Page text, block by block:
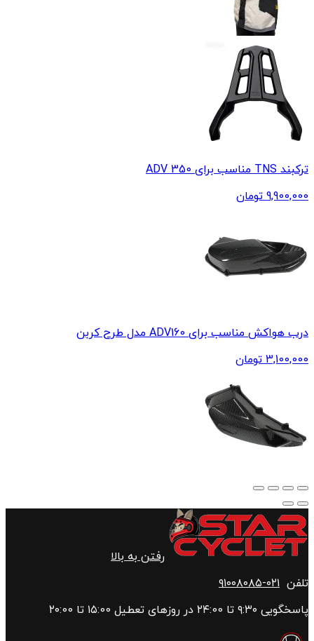
ترکبند TNS مناسب برای ADV 350
9,900,000 تومان
درب هواکش مناسب برای ADV160 مدل طرح کربن
3,100,000 تومان
رفتن به بالا
تلفن ۰۲۱-۹۱۰۰۸۰۸۵
پاسخگویی ۹:۳۰ تا ۲۴:00 در روزهای تعطیل ۱۵:00 تا ۲۰:00